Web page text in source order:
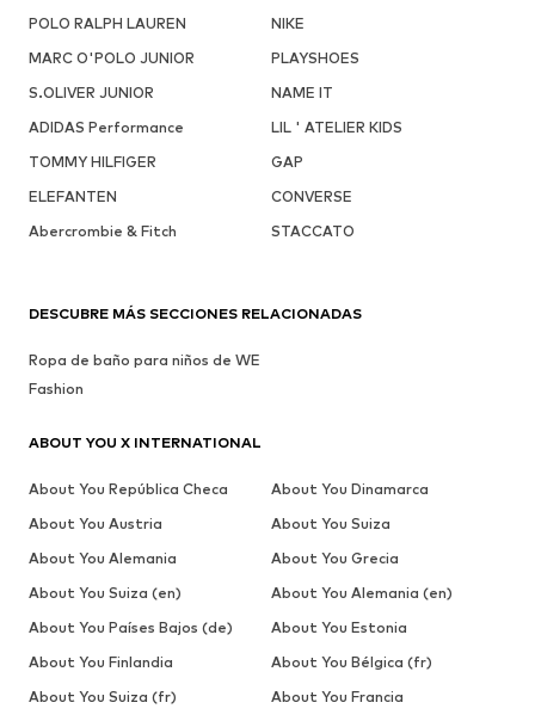
POLO RALPH LAUREN
NIKE
MARC O'POLO JUNIOR
PLAYSHOES
S.OLIVER JUNIOR
NAME IT
ADIDAS Performance
LIL ' ATELIER KIDS
TOMMY HILFIGER
GAP
ELEFANTEN
CONVERSE
Abercrombie & Fitch
STACCATO
DESCUBRE MÁS SECCIONES RELACIONADAS
Ropa de baño para niños de WE
Fashion
ABOUT YOU X INTERNATIONAL
About You República Checa
About You Dinamarca
About You Austria
About You Suiza
About You Alemania
About You Grecia
About You Suiza (en)
About You Alemania (en)
About You Países Bajos (de)
About You Estonia
About You Finlandia
About You Bélgica (fr)
About You Suiza (fr)
About You Francia